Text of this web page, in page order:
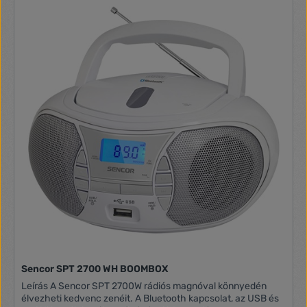
fel kedvenc zenénket, hiszen a készülék erre is alkalmas.
Használhatjuk hálózati áramforrásról, de működik elemről is
(nem tartozék), így magunkkal tudjuk vinni akár egy
kirándulás alkalmával is. Ha magnókazetta, akkor a Trevi
RR501 készüléke a tökéletes választásunk! MP3 lejátszás
Bluetooth zeneátvitel USB csatlakozó és SD kártya olvasó
Kazetta lejátszás és felvétel Automatikus ALC stop AM/FM
rádió Kihúzható FM rádió antenna Tápellátás 230V / 50 Hz
vagy 4db elem (góliát,D,UM1) Méretek: 317 x 114 x 89 mm
Kék szín USB penddrive nem tartozék.
Sencor SPT 2700 WH BOOMBOX
Leírás A Sencor SPT 2700W rádiós magnóval könnyedén
élvezheti kedvenc zenéit. A Bluetooth kapcsolat, az USB és